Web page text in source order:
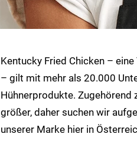
Kentucky Fried Chicken –
– gilt mit mehr als 20.000
Hühnerprodukte. Zugehörend
größer, daher suchen wir
unserer Marke hier in